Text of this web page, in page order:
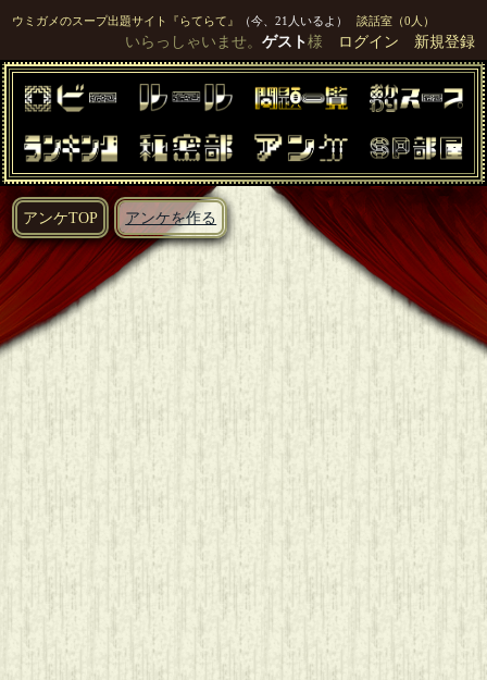
ウミガメのスープ出題サイト『らてらて』 （今、21人いるよ） 談話室（0人）
いらっしゃいませ。 ゲスト様 ログイン 新規登録
アンケTOP アンケを作る